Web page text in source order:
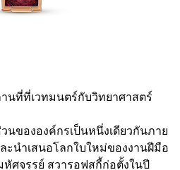
นที่ที่เวทมนตร์กับวิทยาศาสตร์
ขององค์กรเป็นหนึ่งเดียวกันภาย
นำเสนอโลกใบใหม่ของงานฝีมือ
ศจรรย์ สวารอฟสกี้ก่อตั้งในปี